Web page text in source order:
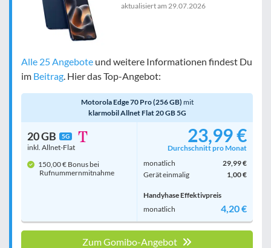
aktualisiert am 29.07.2026
Alle 25 Angebote und weitere Informationen findest Du
im Beitrag . Hier das Top-Angebot:
Motorola Edge 70 Pro (256 GB) mit
klarmobil Allnet Flat 20 GB 5G
20 GB 5G
inkl. Allnet-Flat
150,00 € Bonus bei
Rufnummern­mitnahme
23,99 €
Durchschnitt pro Monat
monatlich
29,99 €
Gerät einmalig
1,00 €
Handyhase Effektivpreis
monatlich
4,20 €
Zum Gomibo-Angebot